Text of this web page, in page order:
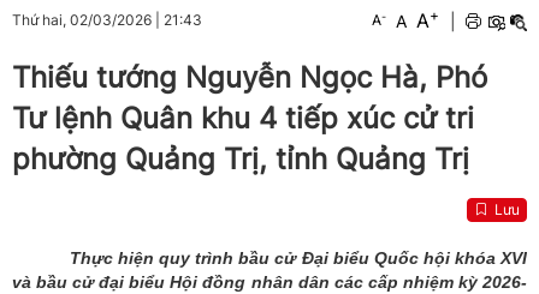
Thứ hai, 02/03/2026 21:43 A- A A+
Thiếu tướng Nguyễn Ngọc Hà, Phó
Tư lệnh Quân khu 4 tiếp xúc cử tri
phường Quảng Trị, tỉnh Quảng Trị
Lưu
Thực hiện quy trình bầu cử Đại biểu Quốc hội khóa XVI
và bầu cử đại biểu Hội đồng nhân dân các cấp nhiệm kỳ 2026-